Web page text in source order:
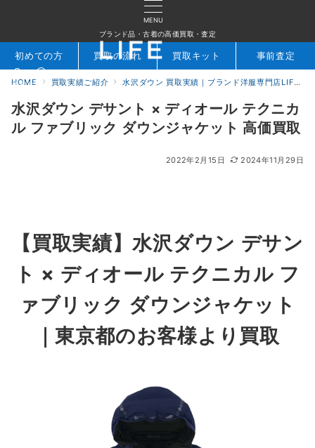
MENU
ブランド品・古着の高価買取・査定
検索 お問合せ
初めての方 買取の流れ 買取キット 事前査定
HOME 買取実績ご紹介 水沢ダウン 買取実績｜ブランド洋服専門店LIFE
水沢ダウン デサント × ディオール テクニカ
ル ファブリック ダウンジャケット 高価買取
2022年2月15日 2024年11月29日
【買取実績】水沢ダウン デサン
ト × ディオール テクニカル フ
ァブリック ダウンジャケット
｜東京都のお客様より買取